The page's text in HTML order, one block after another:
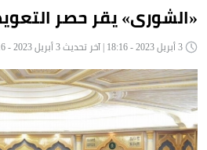
«الشورى» يقر حصر